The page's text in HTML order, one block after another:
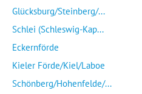
Glücksburg/Steinberg/...
Schlei (Schleswig-Kap...
Eckernförde
Kieler Förde/Kiel/Laboe
Schönberg/Hohenfelde/...